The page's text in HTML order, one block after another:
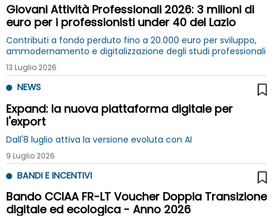
Giovani Attività Professionali 2026: 3 milioni di
euro per i professionisti under 40 del Lazio
Contributi a fondo perduto fino a 20.000 euro per sviluppo,
ammodernamento e digitalizzazione degli studi professionali
13 Luglio 2026
NEWS
Expand: la nuova piattaforma digitale per
l'export
Dall'8 luglio attiva la versione evoluta con AI
9 Luglio 2026
BANDI E INCENTIVI
Bando CCIAA FR-LT Voucher Doppia Transizione
digitale ed ecologica - Anno 2026